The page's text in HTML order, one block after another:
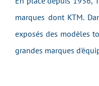
marques dont KTM.
exposés des modèles
grandes marques